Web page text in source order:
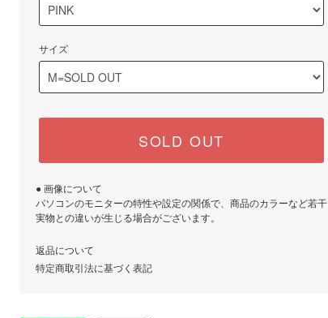
サイズ
SOLD OUT
● 画像について
パソコンのモニターの特性や設定の関係で、商品のカラーなど若干
実物との違いが生じる場合がございます。
返品について
特定商取引法に基づく表記